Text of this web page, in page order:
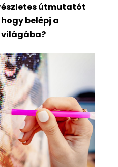
útmutatót
belépj a